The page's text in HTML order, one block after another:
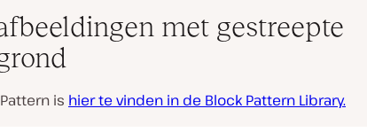
met gestreepte
is hier te vinden in de Block Pattern Library.